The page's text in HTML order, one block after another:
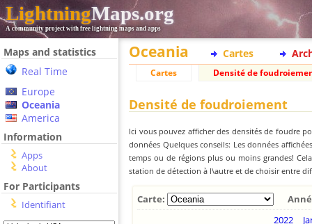
LightningMaps.org
A community project with free lightning maps and apps
Maps and statistics
Real Time
Europe
Oceania
America
Information
Apps
About
For Participants
Identifiant
Oceania Cartes
Cartes Densité de
Densité de foudroiement
Ici vous pouvez afficher des densités de foudre
données Quelques conseils: Les données
temps ou de régions plus ou moins grandes!
station de détection à l\autre et de choisir entre
Carte:
2022